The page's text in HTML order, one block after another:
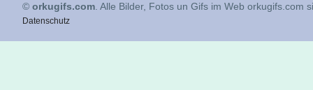
© orkugifs.com. Alle Bilder, Fotos un Gifs im Web orkugifs.com
Datenschutz